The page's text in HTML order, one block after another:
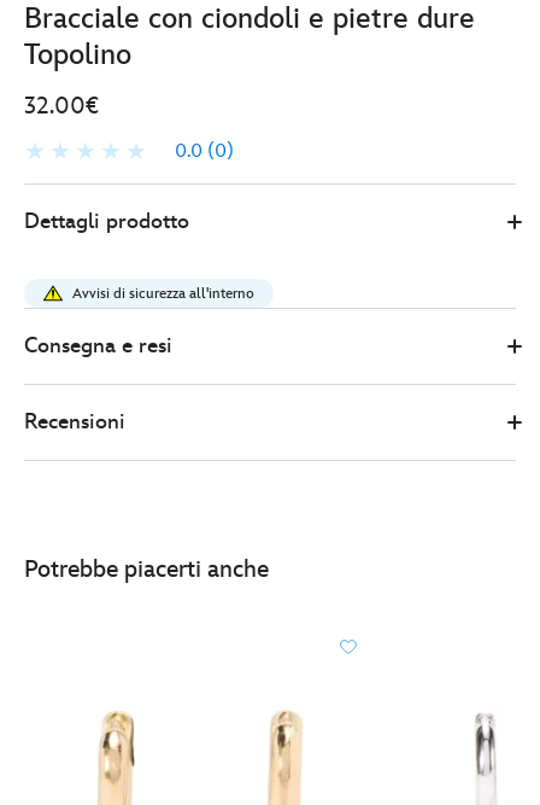
Bracciale con ciondoli e pietre dure
Topolino
32.00€
0.0 (0)
Store
32.00
ciondoli-
topolino-
443001273057.html
Dettagli prodotto
Avvisi di sicurezza all'interno
Consegna e resi
Recensioni
Potrebbe piacerti anche